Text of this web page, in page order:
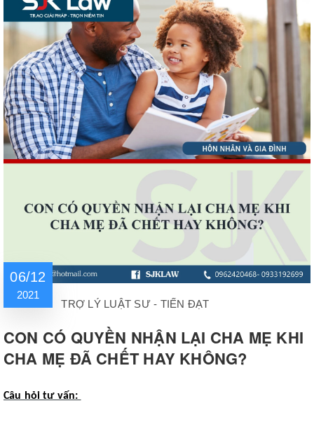
06/12
2021
TRỢ LÝ LUẬT SƯ - TIẾN ĐẠT
CON CÓ QUYỀN NHẬN LẠI CHA MẸ KHI
CHA MẸ ĐÃ CHẾT HAY KHÔNG?
Câu hỏi tư vấn: